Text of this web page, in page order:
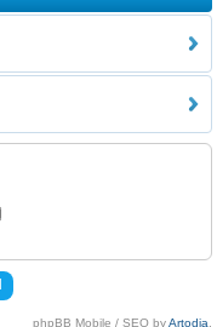
phpBB Mobile / SEO byArtodia